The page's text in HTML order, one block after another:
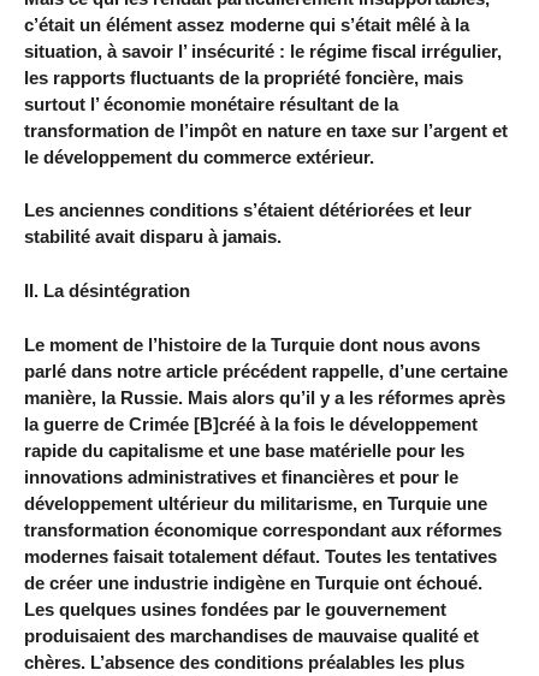
c’était un élément assez moderne qui s’était mêlé à la
situation, à savoir l’ insécurité : le régime fiscal irrégulier,
les rapports fluctuants de la propriété foncière, mais
surtout l’ économie monétaire résultant de la
transformation de l’impôt en nature en taxe sur l’argent et
le développement du commerce extérieur.
Les anciennes conditions s’étaient détériorées et leur
stabilité avait disparu à jamais.
II. La désintégration
Le moment de l’histoire de la Turquie dont nous avons
parlé dans notre article précédent rappelle, d’une certaine
manière, la Russie. Mais alors qu’il y a les réformes après
la guerre de Crimée [B]créé à la fois le développement
rapide du capitalisme et une base matérielle pour les
innovations administratives et financières et pour le
développement ultérieur du militarisme, en Turquie une
transformation économique correspondant aux réformes
modernes faisait totalement défaut. Toutes les tentatives
de créer une industrie indigène en Turquie ont échoué.
Les quelques usines fondées par le gouvernement
produisaient des marchandises de mauvaise qualité et
chères. L’absence des conditions préalables les plus